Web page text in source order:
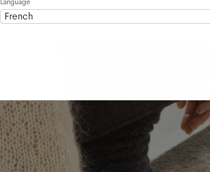
French